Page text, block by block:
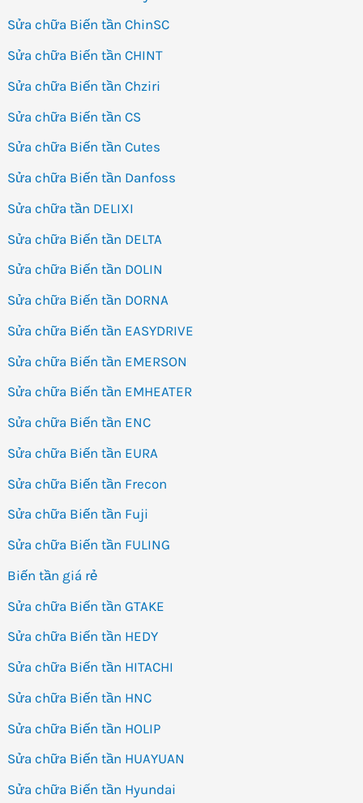
Sửa chữa Biến tần ChinSC
Sửa chữa Biến tần CHINT
Sửa chữa Biến tần Chziri
Sửa chữa Biến tần CS
Sửa chữa Biến tần Cutes
Sửa chữa Biến tần Danfoss
Sửa chữa tần DELIXI
Sửa chữa Biến tần DELTA
Sửa chữa Biến tần DOLIN
Sửa chữa Biến tần DORNA
Sửa chữa Biến tần EASYDRIVE
Sửa chữa Biến tần EMERSON
Sửa chữa Biến tần EMHEATER
Sửa chữa Biến tần ENC
Sửa chữa Biến tần EURA
Sửa chữa Biến tần Frecon
Sửa chữa Biến tần Fuji
Sửa chữa Biến tần FULING
Biến tần giá rẻ
Sửa chữa Biến tần GTAKE
Sửa chữa Biến tần HEDY
Sửa chữa Biến tần HITACHI
Sửa chữa Biến tần HNC
Sửa chữa Biến tần HOLIP
Sửa chữa Biến tần HUAYUAN
Sửa chữa Biến tần Hyundai